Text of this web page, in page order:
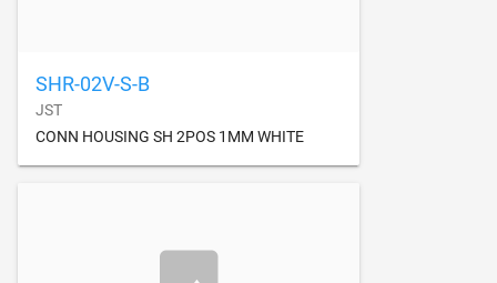
SHR-02V-S-B
JST
CONN HOUSING SH 2POS 1MM WHITE